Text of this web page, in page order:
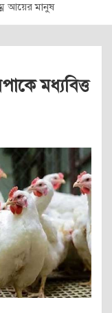
আয়ের মানুষ
মধ্যবিত্ত